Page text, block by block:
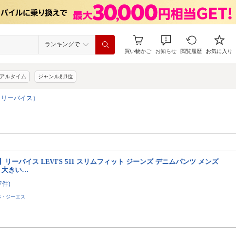
ランキングで
買い物かご お知らせ 閲覧履歴 お気に入り
ルタイム ジャンル別1位
ーバイス）
リーバイス LEVI'S 511 スリムフィット ジーンズ デニムパンツ メンズ
大きい…
件)
ジーエス